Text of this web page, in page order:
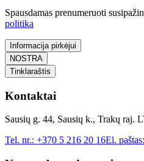
Spausdamas prenumeruoti
politika
Informacija pirkėjui
NOSTRA
Tinklaraštis
Kontaktai
Sausių g. 44, Sausių k., Trakų raj.
Tel. nr.: +370 5 216 20 16El. paštas: